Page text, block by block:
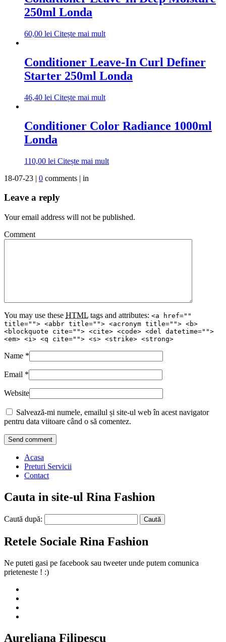
250ml Londa
60,00 lei Citește mai mult
Conditioner Leave-In Curl Definer
Starter 250ml Londa
46,40 lei Citește mai mult
Conditioner Color Radiance 1000ml
Londa
110,00 lei Citește mai mult
18-07-23 | 0 comments | in
Leave a reply
Your email address will not be published.
Comment
You may use these HTML tags and attributes: <a href=""
title=""> <abbr title=""> <acronym title=""> <b>
<blockquote cite=""> <cite> <code> <del datetime="">
<em> <i> <q cite=""> <s> <strike> <strong>
Name *
Email *
Website
Salvează-mi numele, emailul și site-ul web în acest navigator
pentru data viitoare când o să comentez.
Acasa
Preturi Servicii
Contact
Cauta in site-ul Rina Fashion
Caută după:
Retele Sociale Rina Fashion
Ne puteti gasi pe facebook sau tweeter unde putem comunica
prieteneste ! :)
Aureliana Filipescu